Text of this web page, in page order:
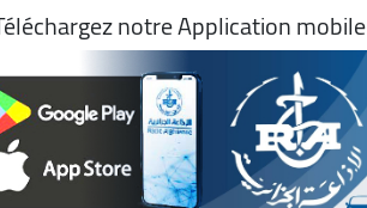
notre Application mobile